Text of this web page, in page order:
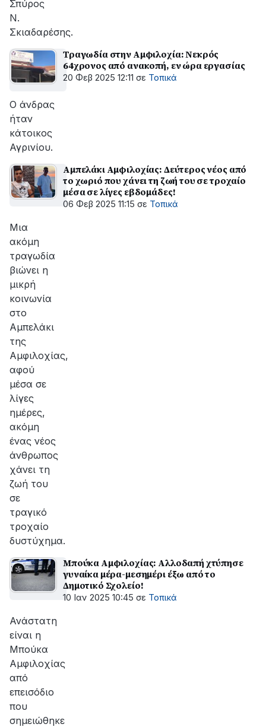
Σπύρος
Ν.
Σκιαδαρέσης.
Τραγωδία στην Αμφιλοχία: Νεκρός
64χρονος από ανακοπή, εν ώρα εργασίας
20 Φεβ 2025 12:11 σε Τοπικά
Ο άνδρας
ήταν
κάτοικος
Αγρινίου.
Αμπελάκι Αμφιλοχίας: Δεύτερος νέος από
το χωριό που χάνει τη ζωή του σε τροχαίο
μέσα σε λίγες εβδομάδες!
06 Φεβ 2025 11:15 σε Τοπικά
Μια
ακόμη
τραγωδία
βιώνει η
μικρή
κοινωνία
στο
Αμπελάκι
της
Αμφιλοχίας,
αφού
μέσα σε
λίγες
ημέρες,
ακόμη
ένας νέος
άνθρωπος
χάνει τη
ζωή του
σε
τραγικό
τροχαίο
δυστύχημα.
Μπούκα Αμφιλοχίας: Αλλοδαπή χτύπησε
γυναίκα μέρα-μεσημέρι έξω από το
Δημοτικό Σχολείο!
10 Ιαν 2025 10:45 σε Τοπικά
Ανάστατη
είναι η
Μπούκα
Αμφιλοχίας
από
επεισόδιο
που
σημειώθηκε